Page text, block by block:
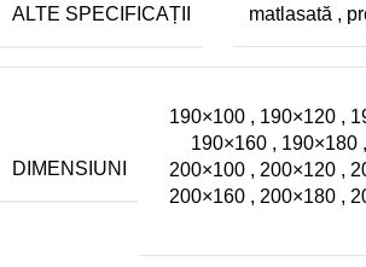
ALTE SPECIFICAȚII matlasată ,
DIMENSIUNI
190×100 , 190×120 ,
190×160 , 190×180 ,
200×100 , 200×120 ,
200×160 , 200×180 ,